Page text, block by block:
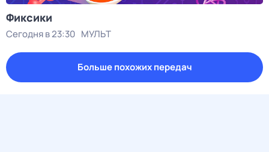
Фиксики
Сегодня в 23:30 МУЛЬТ
Больше похожих передач